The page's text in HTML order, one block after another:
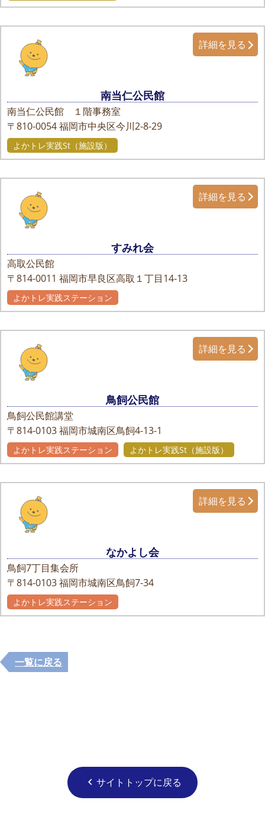
南当仁公民館
南当仁公民館 １階事務室
〒810-0054福岡市中央区今川2-8-29
詳細を見る
よかトレ実践St（施設版）
すみれ会
高取公民館
〒814-0011 福岡市早良区高取１丁目14-13
詳細を見る
よかトレ実践ステーション
鳥飼公民館
鳥飼公民館講堂
〒814-0103福岡市城南区鳥飼4-13-1
詳細を見る
よかトレ実践ステーション よかトレ実践St（施設版）
なかよし会
鳥飼7丁目集会所
〒814-0103福岡市城南区鳥飼7-34
詳細を見る
よかトレ実践ステーション
一覧に戻る
chevron_left サイトトップに戻る